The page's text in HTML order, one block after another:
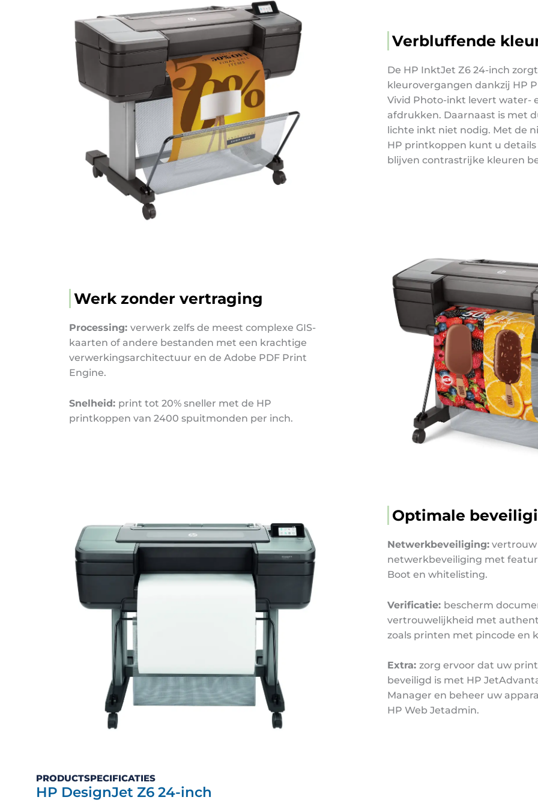
Verbluffende
De HP InktJet Z6 24-inch
kleurovergangen dankzij HP
Vivid Photo-inkt levert water-
afdrukken. Daarnaast is met
lichte inkt niet nodig. Met de
HP printkoppen kunt u
blijven contrastrijke kleuren
Werk zonder vertraging
Processing: verwerk zelfs de meest complexe GIS-
kaarten of andere bestanden met een krachtige
verwerkingsarchitectuur en de Adobe PDF Print
Engine.
Snelheid: print tot 20% sneller met de HP
printkoppen van 2400 spuitmonden per inch.
Optimale
Netwerkbeveiliging: vertrouw
netwerkbeveiliging met
Boot en whitelisting.
Verificatie: bescherm
vertrouwelijkheid met
zoals printen met pincode en
Extra: zorg ervoor dat uw
beveiligd is met HP
Manager en beheer uw
HP Web Jetadmin.
PRODUCTSPECIFICATIES
HP DesignJet Z6 24-inch